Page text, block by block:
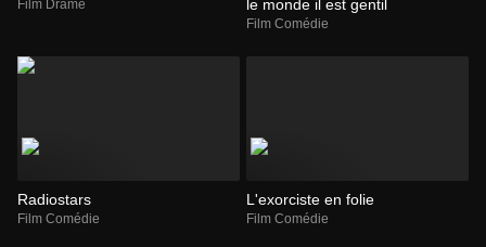
Film Drame le monde il est gentil
Film Comédie
Radiostars
Film Comédie
L'exorciste en folie
Film Comédie